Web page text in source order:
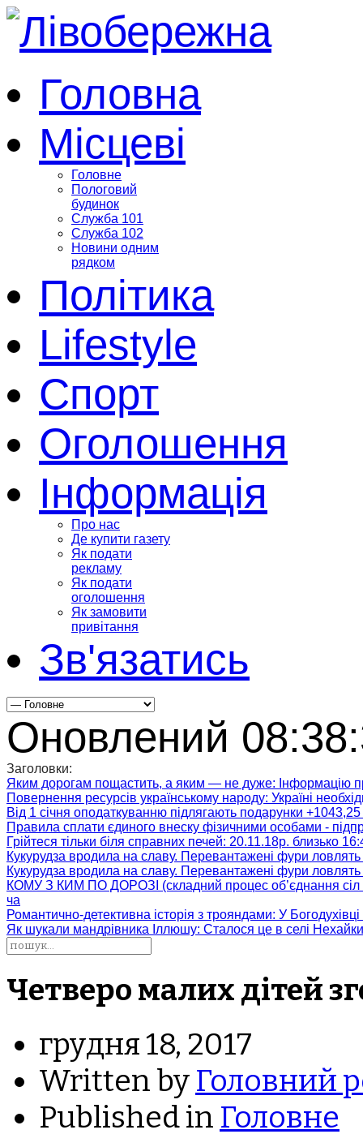
Головна
Місцеві
Головне
Пологовий
будинок
Служба 101
Служба 102
Новини одним
рядком
Політика
Lifestyle
Спорт
Оголошення
Інформація
Про нас
Де купити газету
Як подати
рекламу
Як подати
оголошення
Як замовити
привітання
Зв'язатись
Оновлений
Заголовки:
Яким дорогам пощастить, а яким — не дуже: Інформацію
Повернення ресурсів українському народу: Україні
Від 1 січня оподаткуванню підлягають подарунки +1043,25
Правила сплати єдиного внеску фізичними особами -
Грійтеся тільки біля справних печей: 20.11.18р. близько
Кукурудза вродила на славу. Перевантажені фури
Кукурудза вродила на славу. Перевантажені фури
КОМУ З КИМ ПО ДОРОЗІ (складний процес об’єднання сіл
ча
Романтично-детективна історія з трояндами: У
Як шукали мандрівника Іллюшу: Сталося це в селі
Четверо малих дітей
грудня 18, 2017
Written by Головний
Published in Головне